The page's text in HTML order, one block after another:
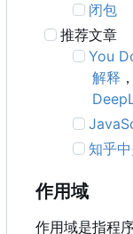
闭包
推荐文章
You
解释
知乎
作用域
作用域是指程